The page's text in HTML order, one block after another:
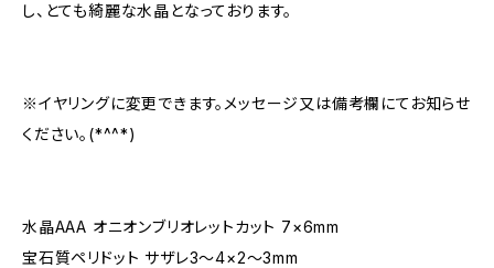
し、とても綺麗な水晶となっております。
※イヤリングに変更できます。メッセージ又は備考欄にてお知らせ
ください。(*^^*)
水晶AAA オニオンブリオレットカット 7×6mm
宝石質ペリドット サザレ3～4×2～3mm